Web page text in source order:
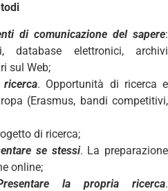
di comunicazione del sapere:
database elettronici, archivi
sul Web;
. Opportunità di ricerca e
(Erasmus, bandi competitivi,
di ricerca;
se stessi. La preparazione
online;
la propria ricerca.